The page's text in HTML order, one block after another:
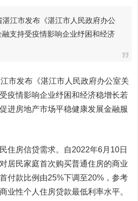
江市发布《湛江市人民政府办公
支持受疫情影响企业纾困和经济
发布《湛江市人民政府办公室关
疫情影响企业纾困和经济稳增长若
进房地产市场平稳健康发展金融服
房信贷需求。自2022年6月10日
居民家庭首次购买普通住房的商业
付款比例由25%下调至20%，参考
业性个人住房贷款最低利率水平。